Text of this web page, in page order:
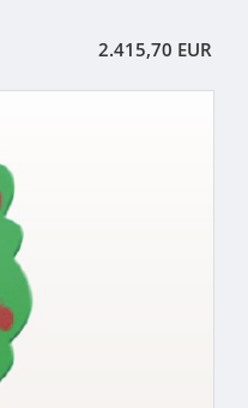
2.415,70 EUR